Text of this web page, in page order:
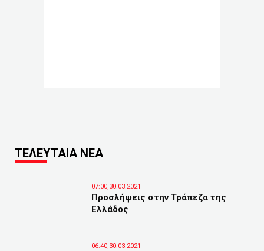
ΤΕΛΕΥΤΑΙΑ ΝΕΑ
07:00,30.03.2021
Προσλήψεις στην Τράπεζα της
Ελλάδος
06:40,30.03.2021